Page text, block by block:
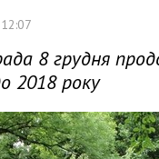
8 грудня
2018 року